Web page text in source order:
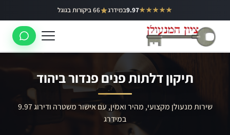
לתוכן
★★★★★
9.97במידרג 66 ביקורות בגוגל באר יעקב
ראשון לציון
לוד
רמלה
תיקון דלתות פנים פנדור ביהוד
שירות מנעולן מקצועי, מהיר ואמין, עם אישור משטרה ודירוג 9.97
במידרג